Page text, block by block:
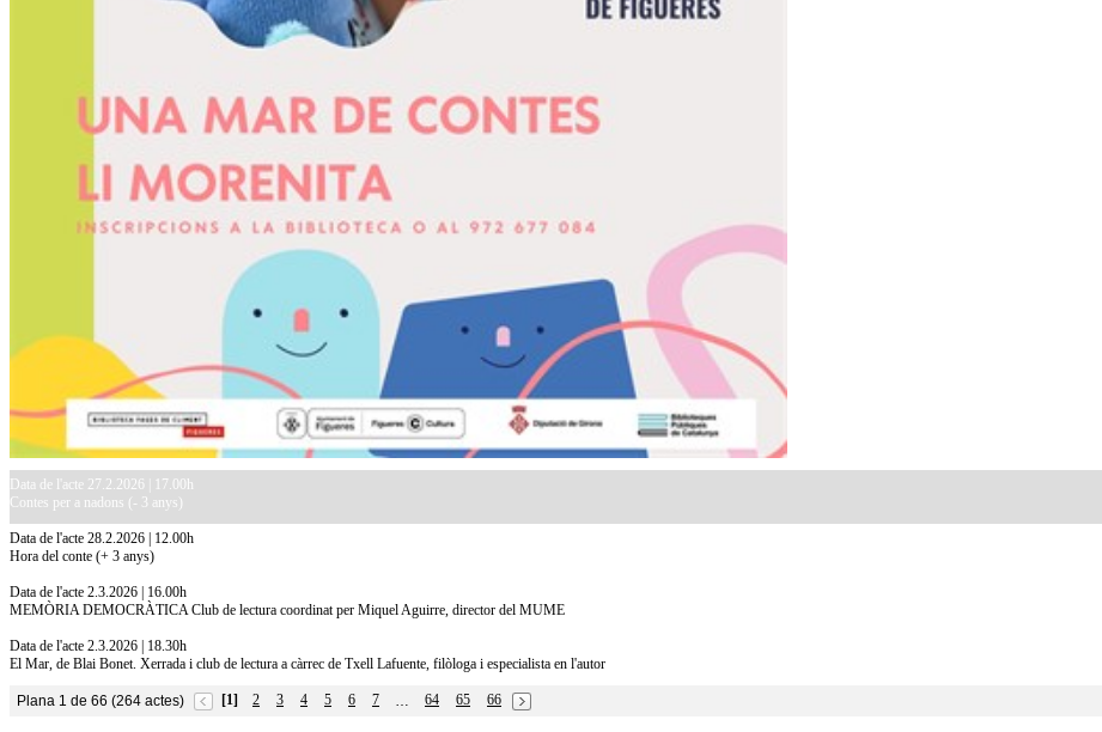
Data de l'acte 27.2.2026 | 17.00h
Contes per a nadons (- 3 anys)
Data de l'acte 28.2.2026 | 12.00h
Hora del conte (+ 3 anys)
Data de l'acte 2.3.2026 | 16.00h
MEMÒRIA DEMOCRÀTICA Club de lectura coordinat per Miquel Aguirre, director del MUME
Data de l'acte 2.3.2026 | 18.30h
El Mar, de Blai Bonet. Xerrada i club de lectura a càrrec de Txell Lafuente, filòloga i especialista en l'autor
Plana 1 de 66 (264 actes) [1] 2 3 4 5 6 7 … 64 65
66